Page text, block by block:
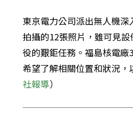
東京電力公司派出無人機
拍攝的12張照片，雖可見
役的艱鉅任務。福島核電
希望了解相關位置和狀況
社報導）